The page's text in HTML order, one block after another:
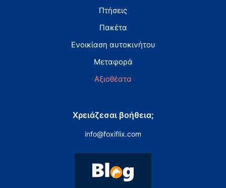
Πτήσεις
Πακέτα
Ενοικίαση αυτοκινήτου
Μεταφορά
Αξιοθέατα
Χρειάζεσαι βοήθεια;
info@foxiflix.com